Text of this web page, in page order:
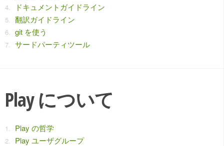
ドキュメントガイドライン
翻訳ガイドライン
git を使う
サードパーティツール
Play について
Play の哲学
Play ユーザグループ